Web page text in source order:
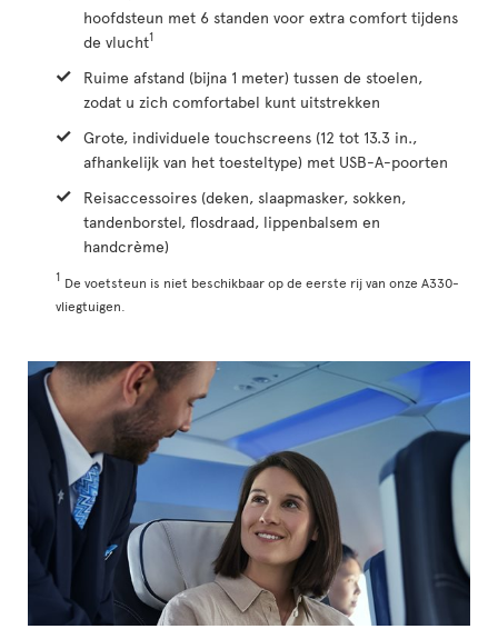
hoofdsteun met 6 standen voor extra comfort tijdens
de vlucht1
Ruime afstand (bijna 1 meter) tussen de stoelen,
zodat u zich comfortabel kunt uitstrekken
Grote, individuele touchscreens (12 tot 13.3 in.,
afhankelijk van het toesteltype) met USB-A-poorten
Reisaccessoires (deken, slaapmasker, sokken,
tandenborstel, flosdraad, lippenbalsem en
handcrème)
1 De voetsteun is niet beschikbaar op de eerste rij van onze A330-
vliegtuigen.